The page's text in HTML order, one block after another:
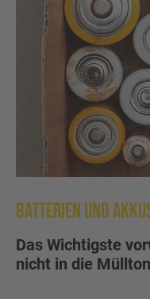
Batterien und
Das Wichtigste
nicht in die